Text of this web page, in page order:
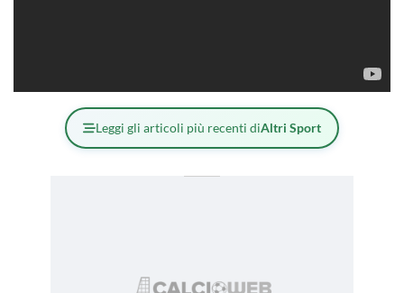
Leggi gli articoli più recenti diAltri Sport